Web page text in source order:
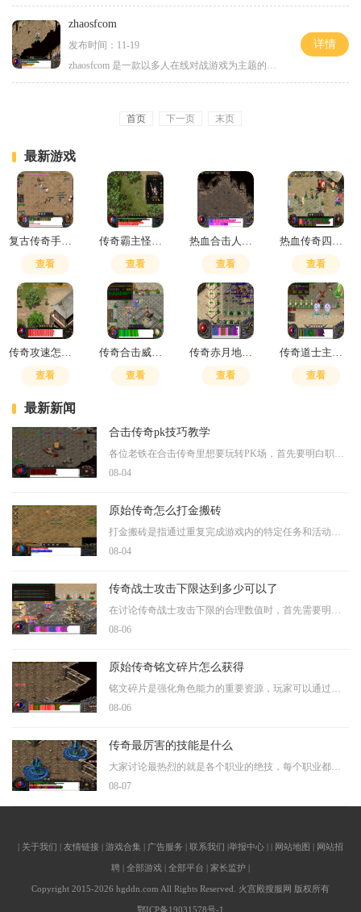
zhaosfcom
发布时间：11-19
zhaosfcom 是一款以多人在线对战游戏为主题的游戏平台。在这个平台上，玩家可以通过网络与其他玩家进行交流和对战，享受到多人游戏的乐趣。该平台提供了丰富的游戏内容和具体玩法
详情
首页 下一页 末页
最新游戏
复古传奇手游个人首领挑战在哪
查看
传奇霸主怪物攻城怎么回事
查看
热血合击人物怎么转职业的啊
查看
热血传奇四级噬血威力怎么提升
查看
传奇攻速怎么算的
查看
传奇合击威力怎么算
查看
传奇赤月地图详细坐标
查看
传奇道士主要加什么属性
查看
最新新闻
合击传奇pk技巧教学
各位老铁在合击传奇里想要玩转PK场，首先要明白职业搭配是制胜基础。战士拥有强大的近战能力和高防御，法师擅长远程爆发输出，道士则兼具辅助与控制能力。战法组合是常见的搭配
08-04
原始传奇怎么打金搬砖
打金搬砖是指通过重复完成游戏内的特定任务和活动来积累游戏资源，这些资源可以通过交易转化为实际收益。游戏内的搬砖方式主要包括打怪掉落装备和材料、组队挑战高难度BOSS、参
08-04
传奇战士攻击下限达到多少可以了
在讨论传奇战士攻击下限的合理数值时，首先需要明确攻击下限这一属性的本质意义。攻击下限代表角色攻击力的最低输出保障，是确保稳定伤害的基础，而攻击上限则决定了爆发潜力
08-06
原始传奇铭文碎片怎么获得
铭文碎片是强化角色能力的重要资源，玩家可以通过多种途径获得这种珍贵的材料。铭文碎片的主要获取方式包括参与游戏内的特定活动、完成日常任务、挑战高级首领以及利用游戏内
08-06
传奇最厉害的技能是什么
大家讨论最热烈的就是各个职业的绝技，每个职业都有自己独特的招牌技能，这些技能往往决定了你们在战斗中的表现。要论最厉害的技能，需要从不同职业的特点和实战效果来分析，
08-07
| 关于我们 | 友情链接 | 游戏合集 | 广告服务 | 联系我们 |举报中心 | | 网站地图 | 网站招
聘 | 全部游戏 | 全部平台 | 家长监护 |
Copyright 2015-2026 hgddn.com All Rights Reserved. 火宫殿搜服网 版权所有
鄂ICP备19031578号-1